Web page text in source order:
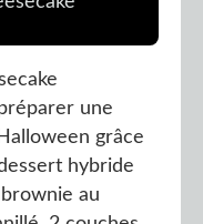
une
grâce
hybride
au